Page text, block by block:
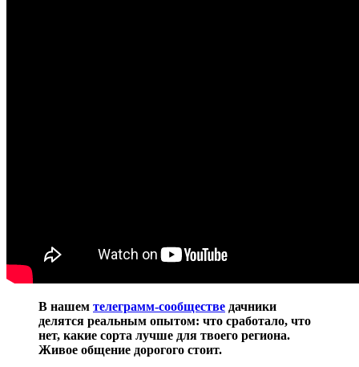
В нашем телеграмм-сообществе дачники
делятся реальным опытом: что сработало, что
нет, какие сорта лучше для твоего региона.
Живое общение дорогого стоит.